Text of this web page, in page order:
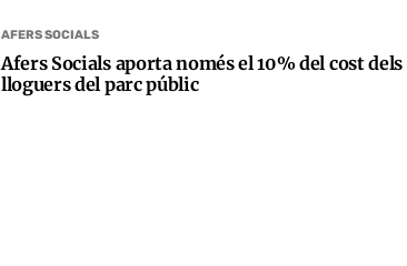
AFERS SOCIALS
Afers Socials aporta només el 10% del cost dels
lloguers del parc públic